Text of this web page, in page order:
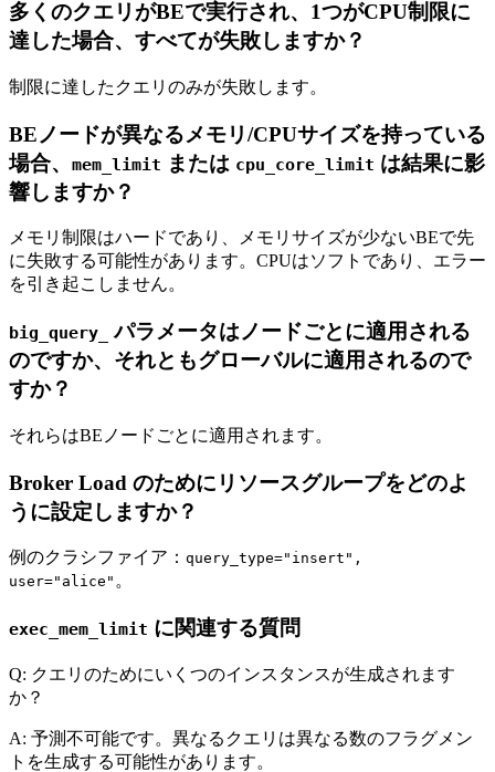
多くのクエリがBEで実行され、1つがCPU制限に
達した場合、すべてが失敗しますか？
制限に達したクエリのみが失敗します。
BEノードが異なるメモリ/CPUサイズを持っている
場合、 mem_limit または cpu_core_limit は結果に影
響しますか？
メモリ制限はハードであり、メモリサイズが少ないBEで先
に失敗する可能性があります。CPUはソフトであり、エラー
を引き起こしません。
big_query_
パラメータはノードごとに適用される
のですか、それともグローバルに適用されるので
すか？
それらはBEノードごとに適用されます。
Broker Load のためにリソースグループをどのよ
うに設定しますか？
例のクラシファイア： query_type="insert",
user="alice" 。
exec_mem_limit に関連する質問
Q: クエリのためにいくつのインスタンスが生成されます
か？
A: 予測不可能です。異なるクエリは異なる数のフラグメン
トを生成する可能性があります。